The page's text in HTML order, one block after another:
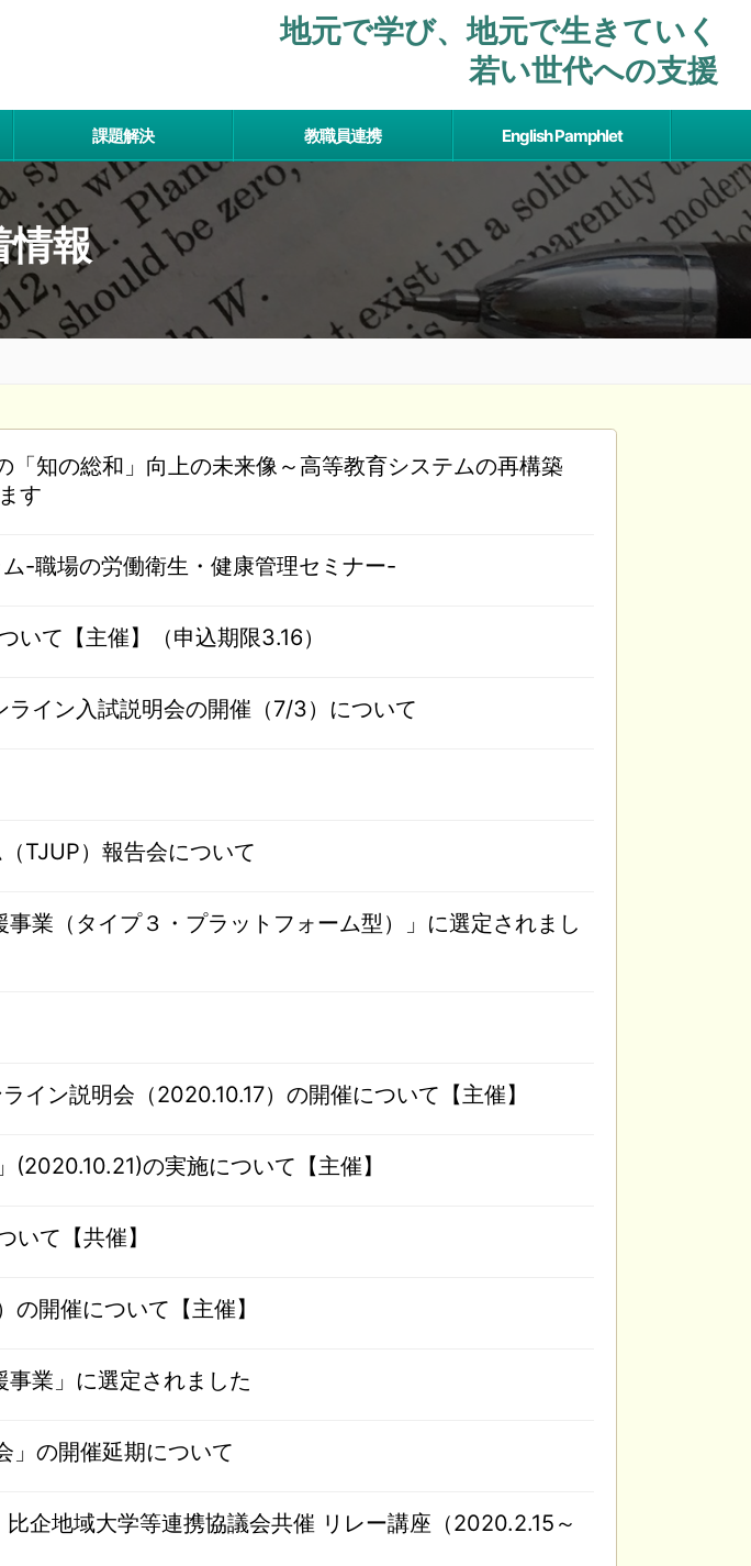
地元で学び、地元で⽣きていく
若い世代への支援
課題解決 教職員連携 English Pamphlet
情報
知の総和」向上の未来像～高等教育システムの再構築
す
-職場の労働衛生・健康管理セミナー-
て【主催】（申込期限3.16）
イン入試説明会の開催（7/3）について
TJUP）報告会について
業（タイプ３・プラットフォーム型）」に選定されまし
イン説明会（2020.10.17）の開催について【主催】
の実施について【主催】
いて【共催】
開催について【主催】
業」に選定されました
」の開催延期について
企地域大学等連携協議会共催 リレー講座（2020.2.15～